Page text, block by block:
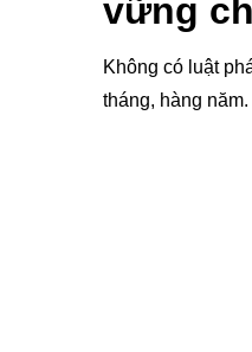
vững
Không có luật
tháng, hàng